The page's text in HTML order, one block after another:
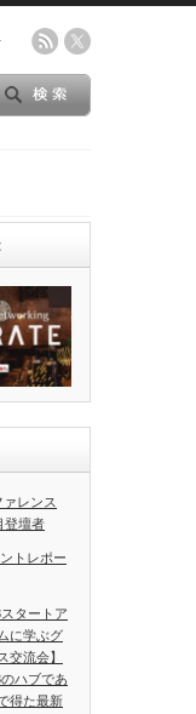
レンス
登壇者
トレポー
スタートア
に学ぶグ
交流会】
ハブであ
得た最新